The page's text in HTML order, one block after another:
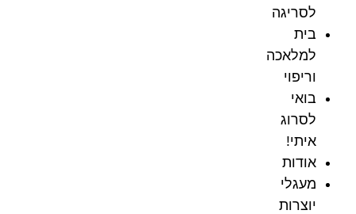
לסריגה
בית
למלאכה
וריפוי
בואי
לסרוג
איתי!
אודות
מעגלי
יוצרות